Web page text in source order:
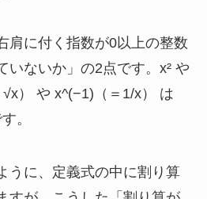
肩に付く指数が0以上の整数
いないか」の2点です。x² や
） や x^(−1)（＝1/x） は
。
うに、定義式の中に割り算